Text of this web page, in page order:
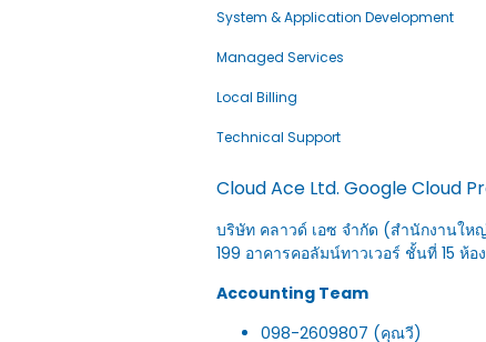
System & Application Development
Managed Services
Local Billing
Technical Support
Cloud Ace Ltd. Google Cloud
บริษัท คลาวด์ เอซ จำกัด (สำนักงานให
199 อาคารคอลัมน์ทาวเวอร์ ชั้นที่ 15 ห้อ
Accounting Team
098-2609807 (คุณวี)